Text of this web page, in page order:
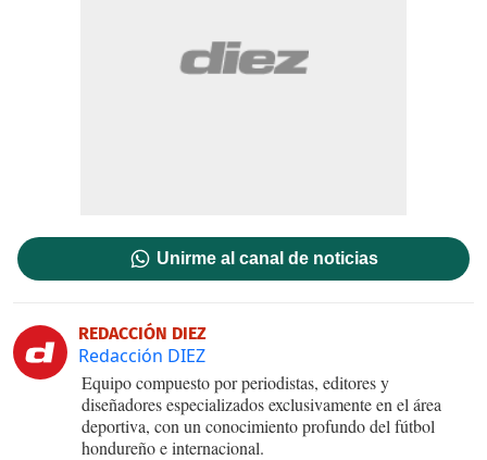
Unirme al canal de noticias
REDACCIÓN DIEZ
Redacción DIEZ
Equipo compuesto por periodistas, editores y
diseñadores especializados exclusivamente en el área
deportiva, con un conocimiento profundo del fútbol
hondureño e internacional.